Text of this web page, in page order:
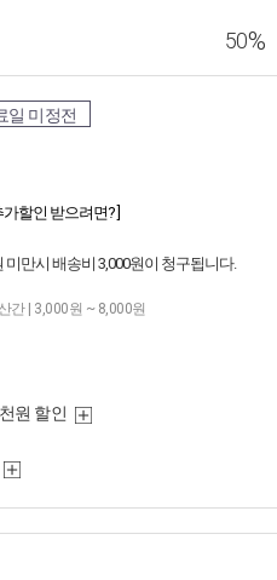
50%
일 미정전
가할인 받으려면? ]
미만시 배송비 3,000원이 청구됩니다.
간 | 3,000원 ~ 8,000원
원 할인